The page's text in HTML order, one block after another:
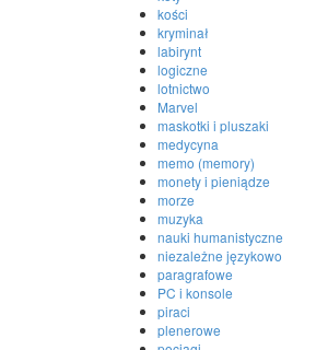
kości
kryminał
labirynt
logiczne
lotnictwo
Marvel
maskotki i pluszaki
medycyna
memo (memory)
monety i pieniądze
morze
muzyka
nauki humanistyczne
niezależne językowo
paragrafowe
PC i konsole
piraci
plenerowe